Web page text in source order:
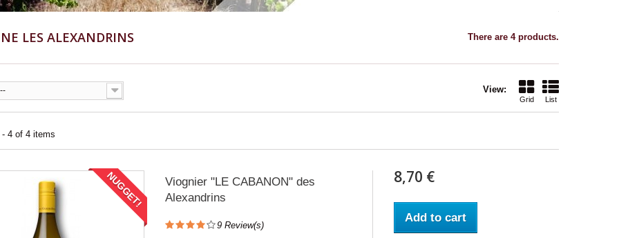
LES ALEXANDRINS There are 4 products.
View:
Grid List
--
4 of 4 items
NUGGET!
Viognier "LE CABANON" des
Alexandrins
9Review(s)
8,70 €
Add to cart